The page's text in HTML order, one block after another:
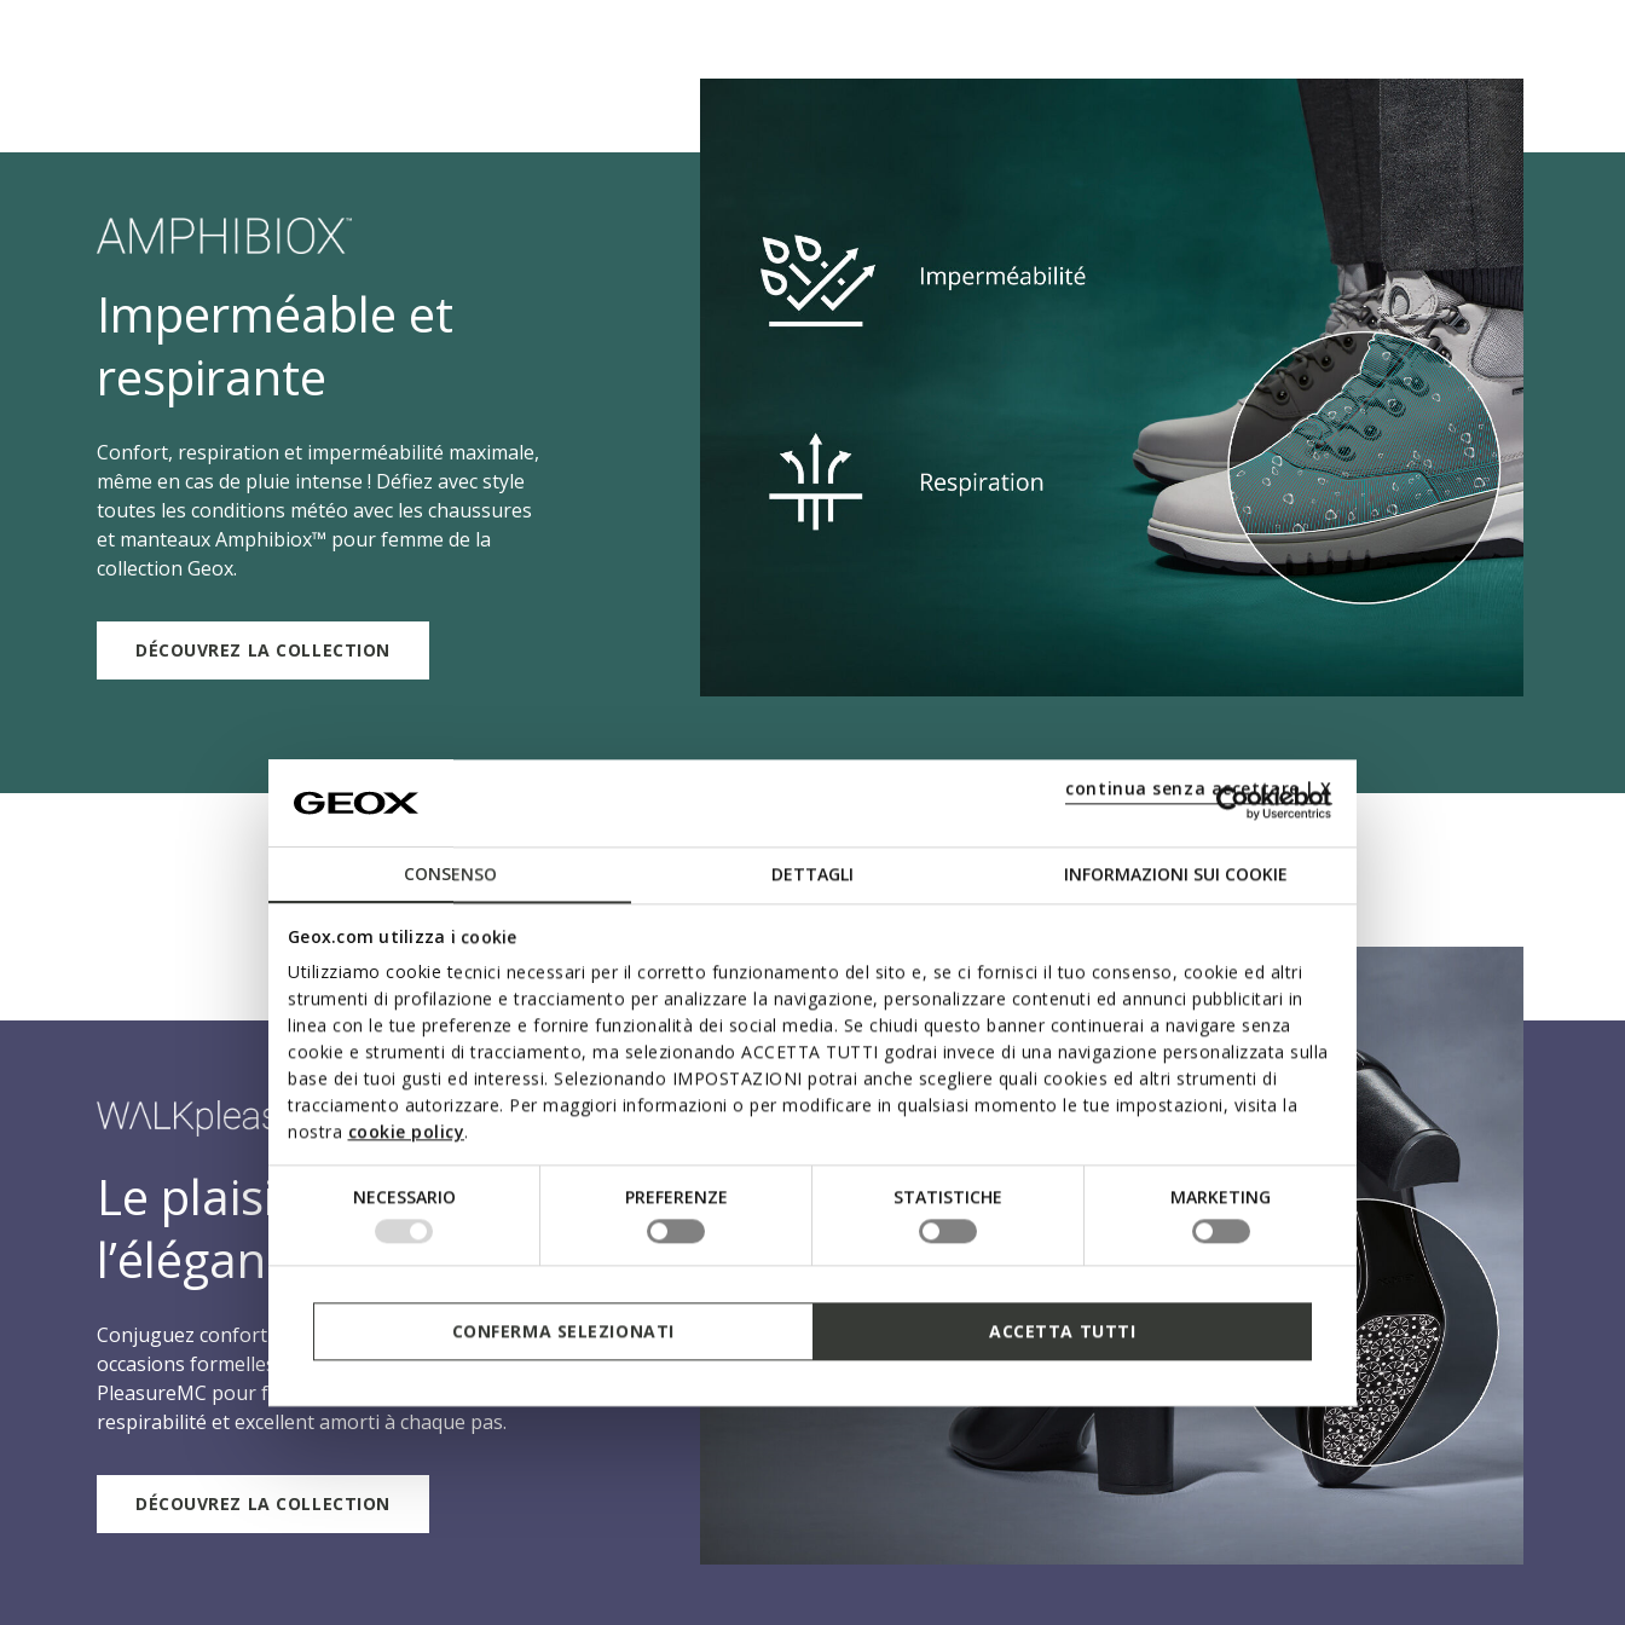
CONSENSO DETTAGLI INFORMAZIONI SUI COOKIE
Geox.com utilizza i cookie
Utilizziamo cookie tecnici necessari per il corretto funzionamento del sito e, se ci fornisci il tuo consenso, cookie ed altri
strumenti di profilazione e tracciamento per analizzare la navigazione, personalizzare contenuti ed annunci pubblicitari in
linea con le tue preferenze e fornire funzionalità dei social media. Se chiudi questo banner continuerai a navigare senza
cookie e strumenti di tracciamento, ma selezionando ACCETTA TUTTI godrai invece di una navigazione personalizzata sulla
base dei tuoi gusti ed interessi. Selezionando IMPOSTAZIONI potrai anche scegliere quali cookies ed altri strumenti di
tracciamento autorizzare. Per maggiori informazioni o per modificare in qualsiasi momento le tue impostazioni, visita la
nostra cookie policy.
Selezione
NECESSARIO PREFERENZE STATISTICHE MARKETING
continua senza accettare | X
CONFERMA SELEZIONATI ACCETTA TUTTI
Imperméable et
respirante
Confort, respiration et imperméabilité maximale,
même en cas de pluie intense ! Défiez avec style
toutes les conditions météo avec les chaussures
et manteaux Amphibiox™ pour femme de la
collection Geox.
DÉCOUVREZ LA COLLECTION
Le plaisir de
l’élégance
Conjuguez confort et élégance, même lors des
occasions formelles, avec les chaussures Walk
PleasureMC pour femmes, qui assurent
respirabilité et excellent amorti à chaque pas.
DÉCOUVREZ LA COLLECTION